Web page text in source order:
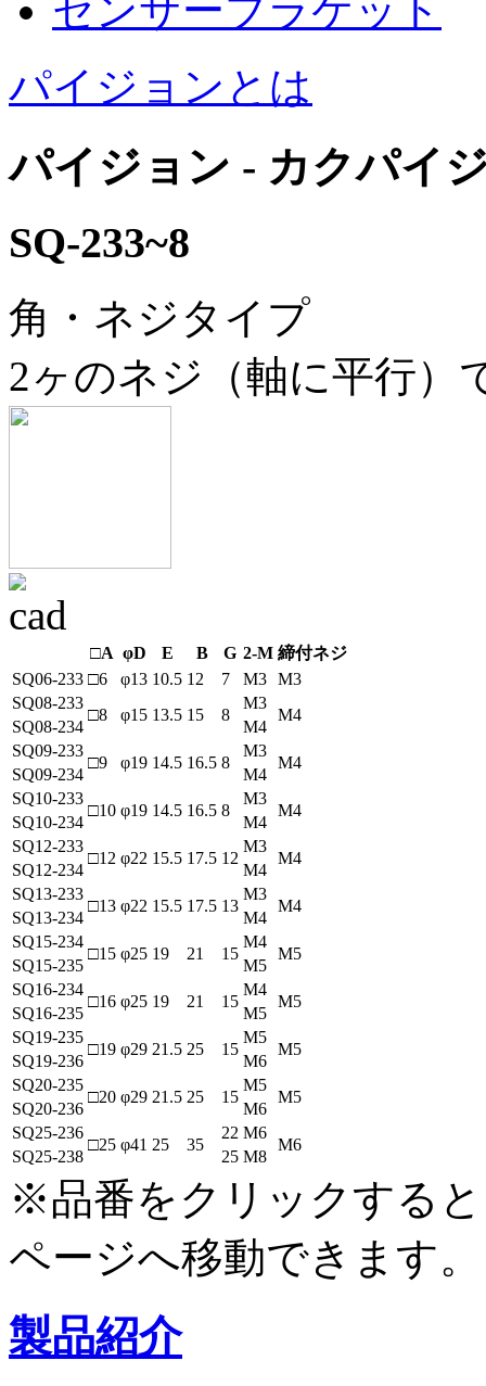
センサーブラケット
パイジョンとは
パイジョン - カクパイ
SQ-233~8
角・ネジタイプ
2ヶのネジ（軸に平行）
□A φD E B G 2-M 締付ネジ
SQ06-233 □6 φ13 10.5 12 7 M3 M3
SQ08-233
□8 φ15 13.5 15 8
M3
M4
SQ08-234
M4
SQ09-233
□9 φ19 14.5 16.5 8
M3
M4
SQ09-234
M4
SQ10-233
□10 φ19 14.5 16.5 8
M3
M4
SQ10-234
M4
SQ12-233
□12 φ22 15.5 17.5 12
M3
M4
SQ12-234
M4
SQ13-233
□13 φ22 15.5 17.5 13
M3
M4
SQ13-234
M4
SQ15-234
□15 φ25 19 21 15
M4
M5
SQ15-235
M5
SQ16-234
□16 φ25 19 21 15
M4
M5
SQ16-235
M5
SQ19-235
□19 φ29 21.5 25 15
M5
M5
SQ19-236
M6
SQ20-235
□20 φ29 21.5 25 15
M5
M5
SQ20-236
M6
SQ25-236
□25 φ41 25 35
22 M6
M6
SQ25-238 25 M8
※品番をクリックする
ページへ移動できます。
製品紹介